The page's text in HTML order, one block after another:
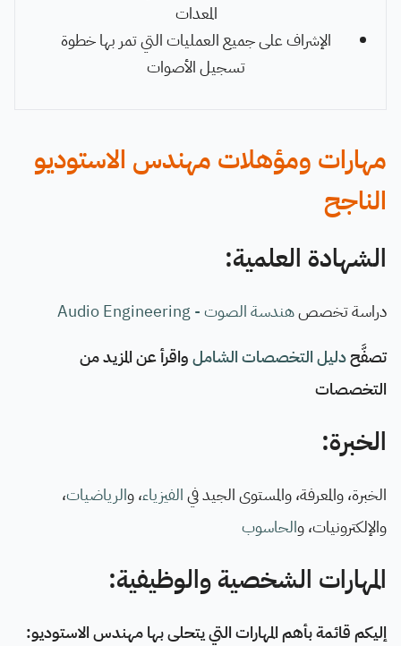
المعدات
الإشراف على جميع العمليات التي تمر بها خطوة
تسجيل الأصوات
مهارات ومؤهلات مهندس الاستوديو
الناجح
الشهادة العلمية:
دراسة تخصصهندسة الصوت - Audio Engineering
تصفَّحدليل التخصصات الشاملواقرأ عن المزيد من
التخصصات
الخبرة:
الخبرة، والمعرفة، والمستوى الجيد فيالفيزياء، والرياضيات،
والإلكترونيات، والحاسوب
المهارات الشخصية والوظيفية:
إليكم قائمة بأهم المهارات التي يتحلى بها مهندس الاستوديو: